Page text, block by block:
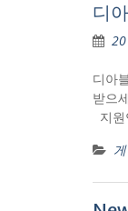
디
디아
받으
지